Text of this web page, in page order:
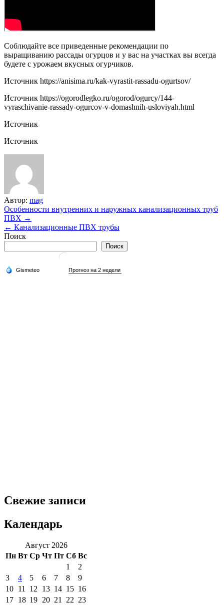
Соблюдайте все приведенные рекомендации по
выращиванию рассады огурцов и у вас на участках вы всегда
будете с урожаем вкусных огурчиков.
Источник https://anisima.ru/kak-vyrastit-rassadu-ogurtsov/
Источник https://ogorodlegko.ru/ogorod/ogurcy/144-
vyraschivanie-rassady-ogurcov-v-domashnih-usloviyah.html
Источник
Источник
Автор: mag
Навигация
по
записям
Особенности внутренних и наружных канализационных труб
ПВХ →
← Канализационные ПВХ трубы
Поиск
Поиск
Свежие записи
Календарь
Август 2026
Пн Вт Ср Чт Пт Сб Вс
1
2
3
4 5 6 7 8
9
10 11 12 13 14 15 16
17 18 19 20 21 22 23